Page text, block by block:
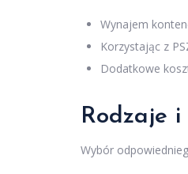
Wynajem
Korzystając z
Dodatkowe
Rodzaje
Wybór